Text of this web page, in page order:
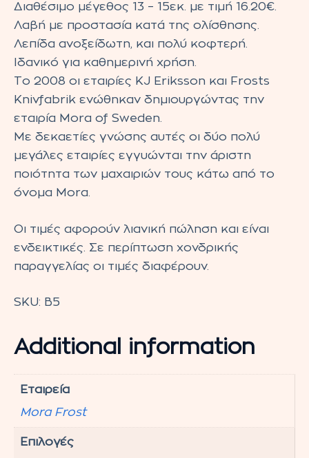
Διαθέσιμο μέγεθος 13 – 15εκ. με τιμή 16.20€.
Λαβή με προστασία κατά της ολίσθησης.
Λεπίδα ανοξείδωτη, και πολύ κοφτερή.
Ιδανικό για καθημερινή χρήση.
Το 2008 οι εταιρίες KJ Eriksson και Frosts
Knivfabrik ενώθηκαν δημιουργώντας την
εταιρία Mora of Sweden.
Mε δεκαετίες γνώσης αυτές οι δύο πολύ
μεγάλες εταιρίες εγγυώνται την άριστη
ποιότητα των μαχαιριών τους κάτω από το
όνομα Mora.
Οι τιμές αφορούν λιανική πώληση και είναι
ενδεικτικές. Σε περίπτωση χονδρικής
παραγγελίας οι τιμές διαφέρουν.
SKU: Β5
Additional information
Εταιρεία
Mora Frost
Επιλογές